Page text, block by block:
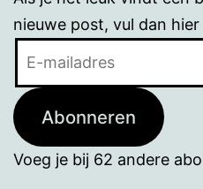
nieuwe post, vul dan
Abonneren
Voeg je bij 62 andere